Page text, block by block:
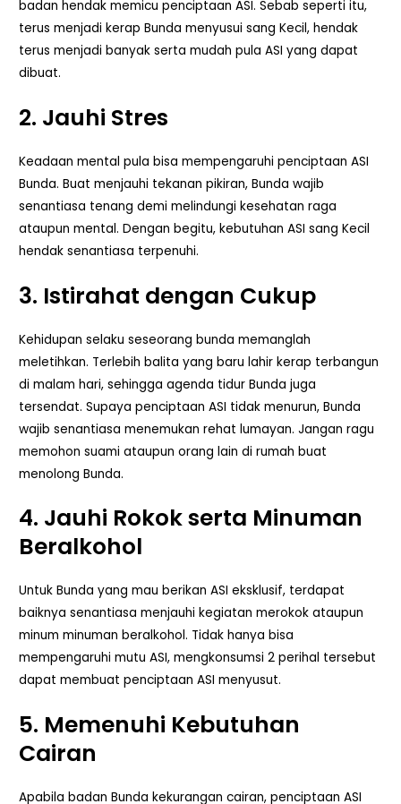
badan hendak memicu penciptaan ASI. Sebab seperti itu,
terus menjadi kerap Bunda menyusui sang Kecil, hendak
terus menjadi banyak serta mudah pula ASI yang dapat
dibuat.
2. Jauhi Stres
Keadaan mental pula bisa mempengaruhi penciptaan ASI
Bunda. Buat menjauhi tekanan pikiran, Bunda wajib
senantiasa tenang demi melindungi kesehatan raga
ataupun mental. Dengan begitu, kebutuhan ASI sang Kecil
hendak senantiasa terpenuhi.
3. Istirahat dengan Cukup
Kehidupan selaku seseorang bunda memanglah
meletihkan. Terlebih balita yang baru lahir kerap terbangun
di malam hari, sehingga agenda tidur Bunda juga
tersendat. Supaya penciptaan ASI tidak menurun, Bunda
wajib senantiasa menemukan rehat lumayan. Jangan ragu
memohon suami ataupun orang lain di rumah buat
menolong Bunda.
4. Jauhi Rokok serta Minuman
Beralkohol
Untuk Bunda yang mau berikan ASI eksklusif, terdapat
baiknya senantiasa menjauhi kegiatan merokok ataupun
minum minuman beralkohol. Tidak hanya bisa
mempengaruhi mutu ASI, mengkonsumsi 2 perihal tersebut
dapat membuat penciptaan ASI menyusut.
5. Memenuhi Kebutuhan
Cairan
Apabila badan Bunda kekurangan cairan, penciptaan ASI